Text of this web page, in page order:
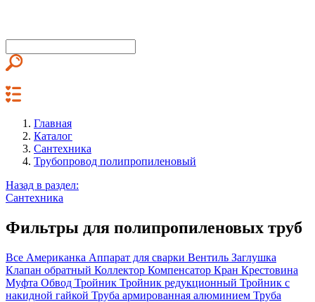
Главная
Каталог
Сантехника
Трубопровод полипропиленовый
Назад в раздел:
Сантехника
Фильтры для полипропиленовых труб
Все Американка Аппарат для сварки Вентиль Заглушка
Клапан обратный Коллектор Компенсатор Кран Крестовина
Муфта Обвод Тройник Тройник редукционный Тройник с
накидной гайкой Труба армированная алюминием Труба